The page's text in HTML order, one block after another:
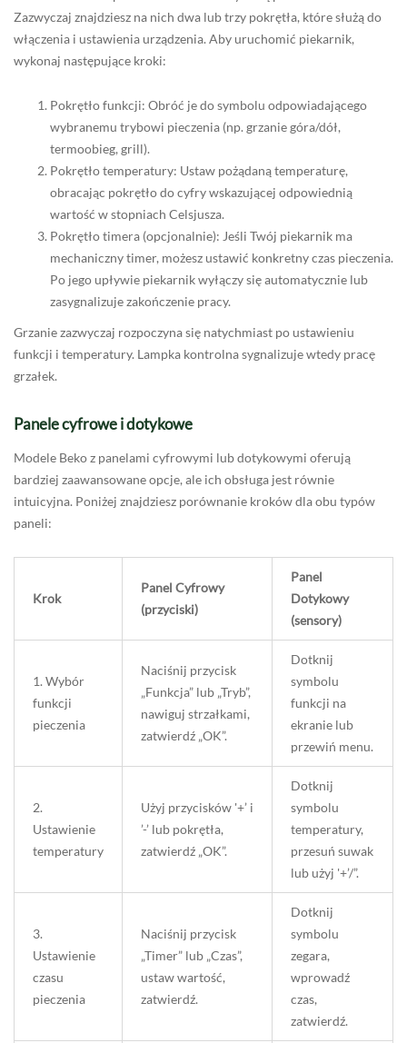
Zazwyczaj znajdziesz na nich dwa lub trzy pokrętła, które służą do
włączenia i ustawienia urządzenia. Aby uruchomić piekarnik,
wykonaj następujące kroki:
Pokrętło funkcji: Obróć je do symbolu odpowiadającego
wybranemu trybowi pieczenia (np. grzanie góra/dół,
termoobieg, grill).
Pokrętło temperatury: Ustaw pożądaną temperaturę,
obracając pokrętło do cyfry wskazującej odpowiednią
wartość w stopniach Celsjusza.
Pokrętło timera (opcjonalnie): Jeśli Twój piekarnik ma
mechaniczny timer, możesz ustawić konkretny czas pieczenia.
Po jego upływie piekarnik wyłączy się automatycznie lub
zasygnalizuje zakończenie pracy.
Grzanie zazwyczaj rozpoczyna się natychmiast po ustawieniu
funkcji i temperatury. Lampka kontrolna sygnalizuje wtedy pracę
grzałek.
Panele cyfrowe i dotykowe
Modele Beko z panelami cyfrowymi lub dotykowymi oferują
bardziej zaawansowane opcje, ale ich obsługa jest równie
intuicyjna. Poniżej znajdziesz porównanie kroków dla obu typów
paneli:
Krok
Panel Cyfrowy
(przyciski)
Panel
Dotykowy
(sensory)
1. Wybór
funkcji
pieczenia
Naciśnij przycisk
„Funkcja” lub „Tryb”,
nawiguj strzałkami,
zatwierdź „OK”.
Dotknij
symbolu
funkcji na
ekranie lub
przewiń menu.
2.
Ustawienie
temperatury
Użyj przycisków '+’ i
’-’ lub pokrętła,
zatwierdź „OK”.
Dotknij
symbolu
temperatury,
przesuń suwak
lub użyj '+’/”.
3.
Ustawienie
czasu
pieczenia
Naciśnij przycisk
„Timer” lub „Czas”,
ustaw wartość,
zatwierdź.
Dotknij
symbolu
zegara,
wprowadź
czas,
zatwierdź.